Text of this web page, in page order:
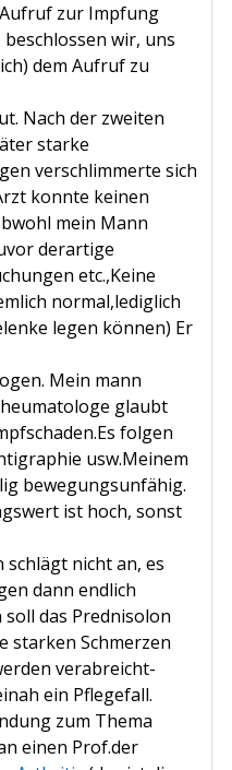
zur Impfung
wir, uns
dem Aufruf zu
Nach der zweiten
starke
verschlimmerte sich
konnte keinen
mein Mann
derartige
etc.,Keine
normal,lediglich
legen können) Er
Mein mann
glaubt
folgen
usw.Meinem
bewegungsunfähig.
ist hoch, sonst
schlägt nicht an, es
dann endlich
das Prednisolon
starken Schmerzen
verabreicht-
ein Pflegefall.
zum Thema
einen Prof.der